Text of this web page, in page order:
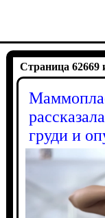
Страница 62669
груди и